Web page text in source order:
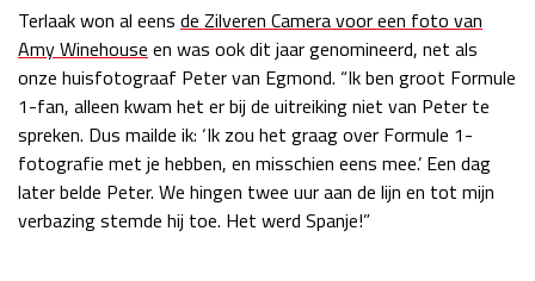
Race
zo 21:00 - 23:00
Kwalificatie
za 05:00 - 06:00
Race
zo 05:00 - 07:00
GP ABU DHABI 2026 04 - 06 dec
Kwalificatie
za 15:00 - 16:00
Race
zo 14:00 - 16:00
Terlaak won al eens de Zilveren Camera voor een foto van
Amy Winehouse en was ook dit jaar genomineerd, net als
onze huisfotograaf Peter van Egmond. “Ik ben groot Formule
1-fan, alleen kwam het er bij de uitreiking niet van Peter te
spreken. Dus mailde ik: ‘Ik zou het graag over Formule 1-
fotografie met je hebben, en misschien eens mee.’ Een dag
later belde Peter. We hingen twee uur aan de lijn en tot mijn
verbazing stemde hij toe. Het werd Spanje!”